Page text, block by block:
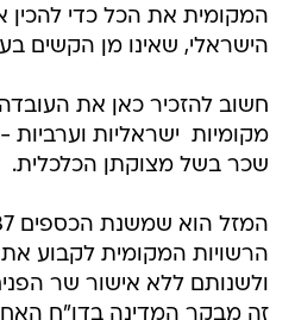
המקומית את הכל כדי להכין
הישראלי, שאינו מן הקשים
חשוב להזכיר כאן את העובדה
מקומיות  ישראליות
שכר בשל מצוקתן הכלכלית.
הרשויות המקומית לקבוע את
ולשנותם ללא אישור שר